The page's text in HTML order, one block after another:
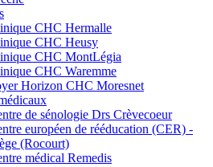
CHC Hermalle
CHC Heusy
CHC MontLégia
CHC Waremme
Horizon CHC Moresnet
de sénologie Drs Crèvecoeur
européen de rééducation (CER) -
(Rocourt)
médical Remedis